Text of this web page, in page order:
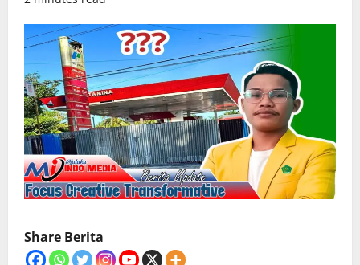
Share Berita